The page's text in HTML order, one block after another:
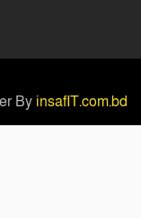
By insafIT.com.bd